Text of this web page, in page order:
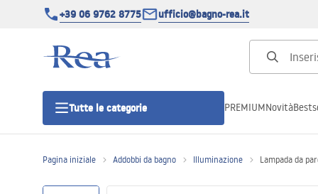
+39 06 9762 8775 ufficio@bagno-rea.it
Tutte le categorie PREMIUMNovità
Pagina iniziale Addobbi da bagno Illuminazione Lampada da